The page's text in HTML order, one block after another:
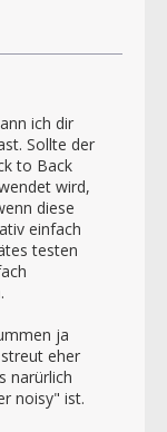
ich dir
Sollte der
to Back
wird,
diese
einfach
testen
ja
eher
narürlich
noisy" ist.